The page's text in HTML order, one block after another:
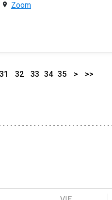
Zoom
31 32 33 34 35 > >>